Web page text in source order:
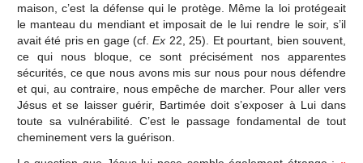
maison, c’est la défense qui le protège. Même la loi protégeait
le manteau du mendiant et imposait de le lui rendre le soir, s’il
avait été pris en gage (cf.Ex 22, 25). Et pourtant, bien souvent,
ce qui nous bloque, ce sont précisément nos apparentes
sécurités, ce que nous avons mis sur nous pour nous défendre
et qui, au contraire, nous empêche de marcher. Pour aller vers
Jésus et se laisser guérir, Bartimée doit s’exposer à Lui dans
toute sa vulnérabilité. C’est le passage fondamental de tout
cheminement vers la guérison.